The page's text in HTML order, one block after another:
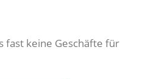
fast keine Geschäfte für